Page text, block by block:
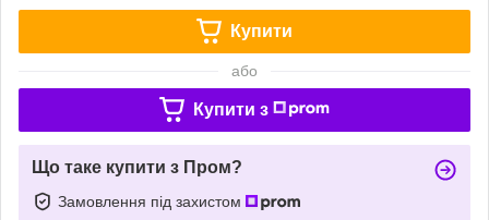
Купити
або
Купити з
Що таке купити з Пром?
Замовлення під захистом